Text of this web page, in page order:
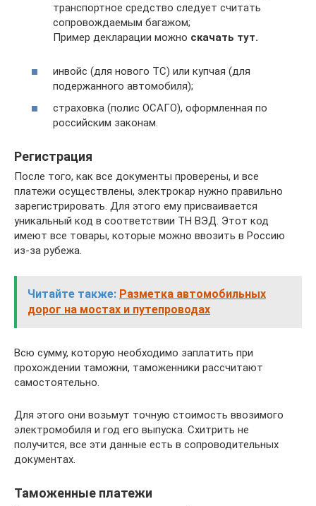
транспортное средство следует считать
сопровождаемым багажом;
Пример декларации можно скачать тут.
инвойс (для нового ТС) или купчая (для
подержанного автомобиля);
страховка (полис ОСАГО), оформленная по
российским законам.
Регистрация
После того, как все документы проверены, и все
платежи осуществлены, электрокар нужно правильно
зарегистрировать. Для этого ему присваивается
уникальный код в соответствии ТН ВЭД. Этот код
имеют все товары, которые можно ввозить в Россию
из-за рубежа.
Читайте также: Разметка автомобильных
дорог на мостах и путепроводах
Всю сумму, которую необходимо заплатить при
прохождении таможни, таможенники рассчитают
самостоятельно.
Для этого они возьмут точную стоимость ввозимого
электромобиля и год его выпуска. Схитрить не
получится, все эти данные есть в сопроводительных
документах.
Таможенные платежи